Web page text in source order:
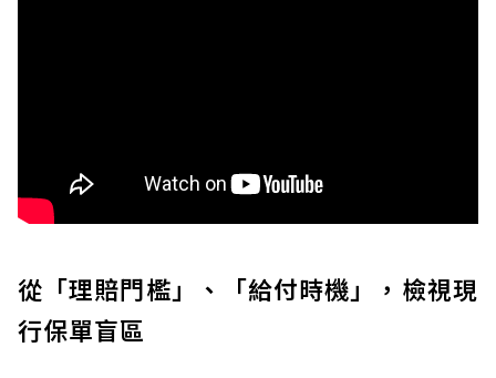
從「理賠門檻」、「給付時機」，檢視現
行保單盲區